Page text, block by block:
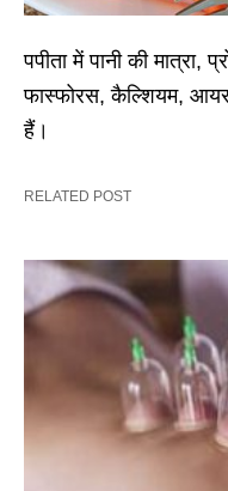
पपीता में पानी की मात्रा,
फास्फोरस, कैल्शियम,
हैं।
RELATED POST